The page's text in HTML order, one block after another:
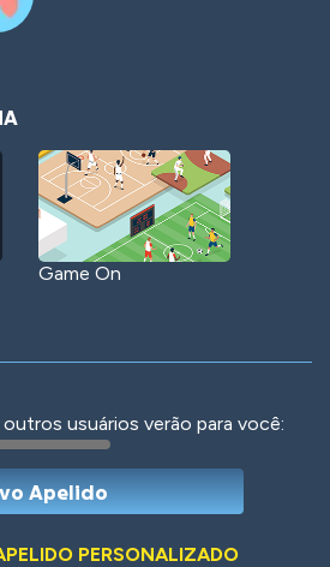
Game On
Jungle Cats
usuários verão para você:
PERSONALIZADO